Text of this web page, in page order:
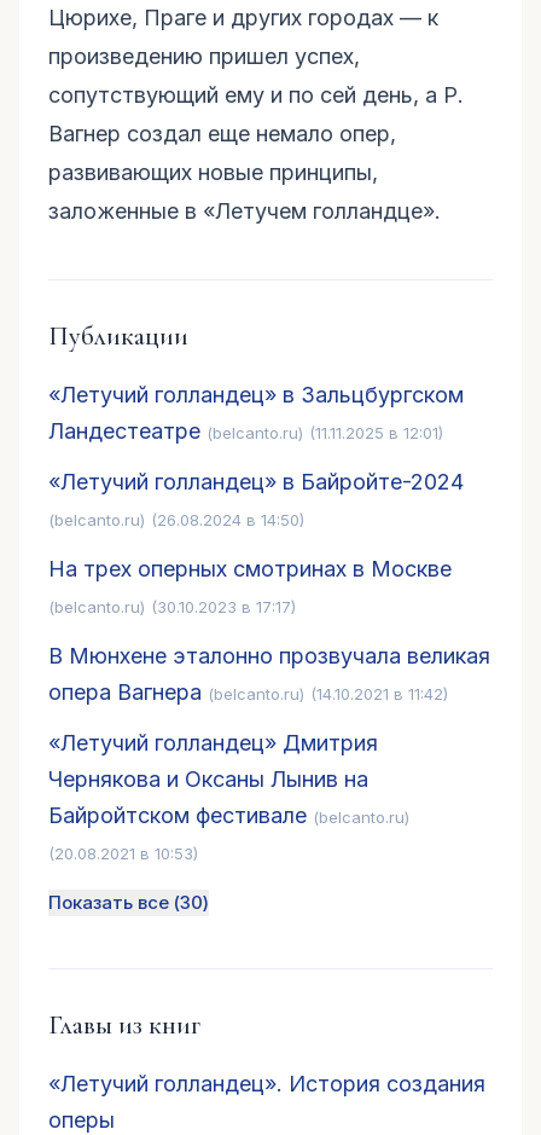
Цюрихе, Праге и других городах — к
произведению пришел успех,
сопутствующий ему и по сей день, а Р.
Вагнер создал еще немало опер,
развивающих новые принципы,
заложенные в «Летучем голландце».
Публикации
«Летучий голландец» в Зальцбургском
Ландестеатре (belcanto.ru) (11.11.2025 в 12:01)
«Летучий голландец» в Байройте-2024
(belcanto.ru) (26.08.2024 в 14:50)
На трех оперных смотринах в Москве
(belcanto.ru) (30.10.2023 в 17:17)
В Мюнхене эталонно прозвучала великая
опера Вагнера (belcanto.ru) (14.10.2021 в 11:42)
«Летучий голландец» Дмитрия
Чернякова и Оксаны Лынив на
Байройтском фестивале (belcanto.ru)
(20.08.2021 в 10:53)
Показать все (30)
Главы из книг
«Летучий голландец». История создания
оперы